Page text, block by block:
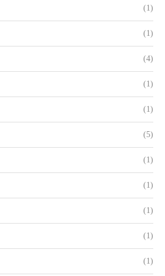
(1)
(1)
(4)
(1)
(1)
(5)
(1)
(1)
(1)
(1)
(1)